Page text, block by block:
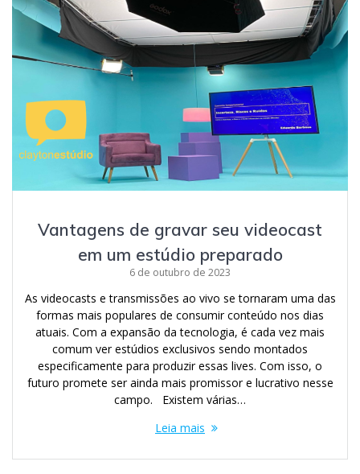
Vantagens de gravar seu videocast
em um estúdio preparado
6 de outubro de 2023
As videocasts e transmissões ao vivo se tornaram uma das
formas mais populares de consumir conteúdo nos dias
atuais. Com a expansão da tecnologia, é cada vez mais
comum ver estúdios exclusivos sendo montados
especificamente para produzir essas lives. Com isso, o
futuro promete ser ainda mais promissor e lucrativo nesse
campo. Existem várias…
Leia mais